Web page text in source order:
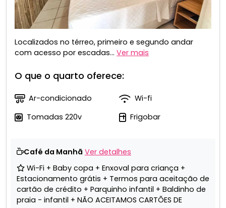
Localizados no térreo, primeiro e segundo andar
com acesso por escadas... Ver mais
O que o quarto oferece:
Ar-condicionado
Wi-fi
Tomadas 220v
Frigobar
Café da Manhã Ver detalhes
Wi-Fi + Baby copa + Enxoval para criança +
Estacionamento grátis + Termos para aceitação de
cartão de crédito + Parquinho infantil + Baldinho de
praia - infantil + NÃO ACEITAMOS CARTÕES DE